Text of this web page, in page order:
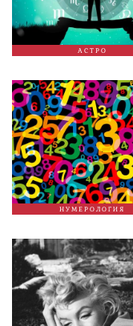
АСТРО
НУМЕРОЛОГИЯ